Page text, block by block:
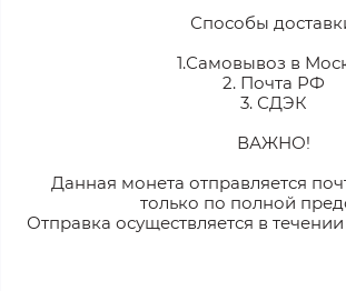
Способы
1.Самовывоз в
2. Почта РФ
3. СДЭК
ВАЖНО!
Данная монета отправляется
только по полной
Отправка осуществляется в